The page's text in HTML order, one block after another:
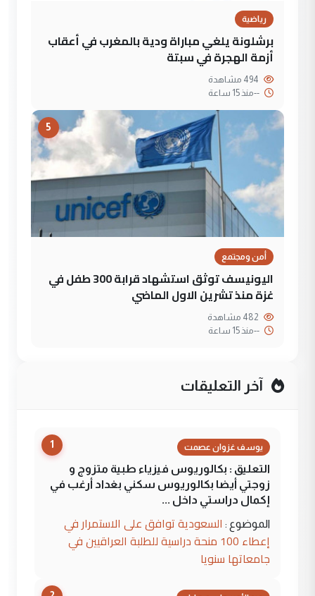
رياضية
برشلونة يلغي مباراة ودية بالمغرب في أعقاب
أزمة الهجرة في سبتة
--منذ 15 ساعة
5
أمن ومجتمع
اليونيسف توثق استشهاد قرابة 300 طفل في
غزة منذ تشرين الاول الماضي
--منذ 15 ساعة
آخر التعليقات
1 يوسف غزوان عصمت
التعليق : بكالوريوس فيزياء طبية متزوج و
زوجتي أيضا بكالوريوس سكني بغداد أرغب في
إكمال دراستي داخل ...
الموضوع : السعودية توافق على الاستمرار في
إعطاء 100 منحة دراسية للطلبة العراقيين في
جامعاتها سنويا